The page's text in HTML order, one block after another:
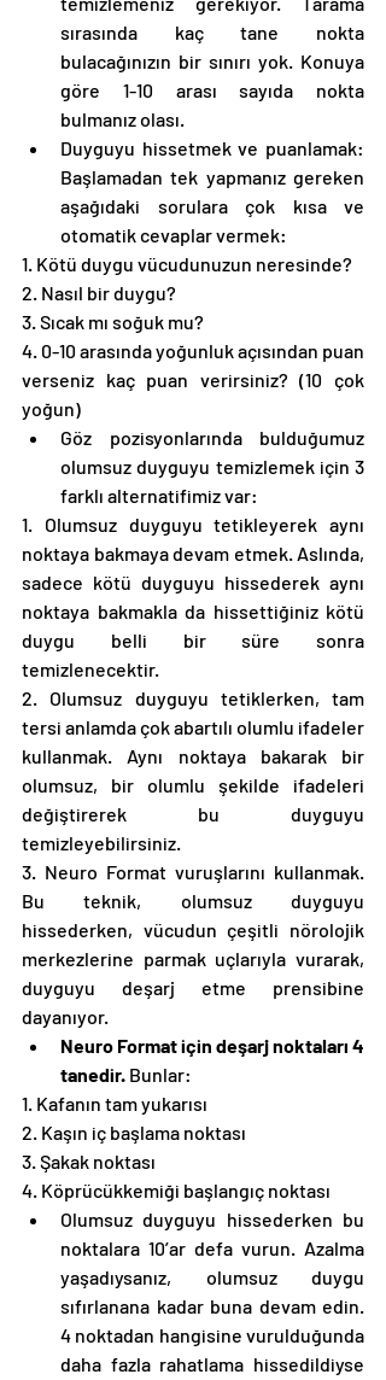
sırasında kaç tane nokta
bulacağınızın bir sınırı yok. Konuya
göre 1-10 arası sayıda nokta
bulmanız olası.
Duyguyu hissetmek ve puanlamak:
Başlamadan tek yapmanız gereken
aşağıdaki sorulara çok kısa ve
otomatik cevaplar vermek:
1. Kötü duygu vücudunuzun neresinde?
2. Nasıl bir duygu?
3. Sıcak mı soğuk mu?
4. 0-10 arasında yoğunluk açısından puan
verseniz kaç puan verirsiniz? (10 çok
yoğun)
Göz pozisyonlarında bulduğumuz
olumsuz duyguyu temizlemek için 3
farklı alternatifimiz var:
1. Olumsuz duyguyu tetikleyerek aynı
noktaya bakmaya devam etmek. Aslında,
sadece kötü duyguyu hissederek aynı
noktaya bakmakla da hissettiğiniz kötü
duygu belli bir süre sonra
temizlenecektir.
2. Olumsuz duyguyu tetiklerken, tam
tersi anlamda çok abartılı olumlu ifadeler
kullanmak. Aynı noktaya bakarak bir
olumsuz, bir olumlu şekilde ifadeleri
değiştirerek bu duyguyu
temizleyebilirsiniz.
3. Neuro Format vuruşlarını kullanmak.
Bu teknik, olumsuz duyguyu
hissederken, vücudun çeşitli nörolojik
merkezlerine parmak uçlarıyla vurarak,
duyguyu deşarj etme prensibine
dayanıyor.
Neuro Format için deşarj noktaları 4
tanedir. Bunlar:
1. Kafanın tam yukarısı
2. Kaşın iç başlama noktası
3. Şakak noktası
4. Köprücükkemiği başlangıç noktası
Olumsuz duyguyu hissederken bu
noktalara 10’ar defa vurun. Azalma
yaşadıysanız, olumsuz duygu
sıfırlanana kadar buna devam edin.
4 noktadan hangisine vurulduğunda
daha fazla rahatlama hissedildiyse